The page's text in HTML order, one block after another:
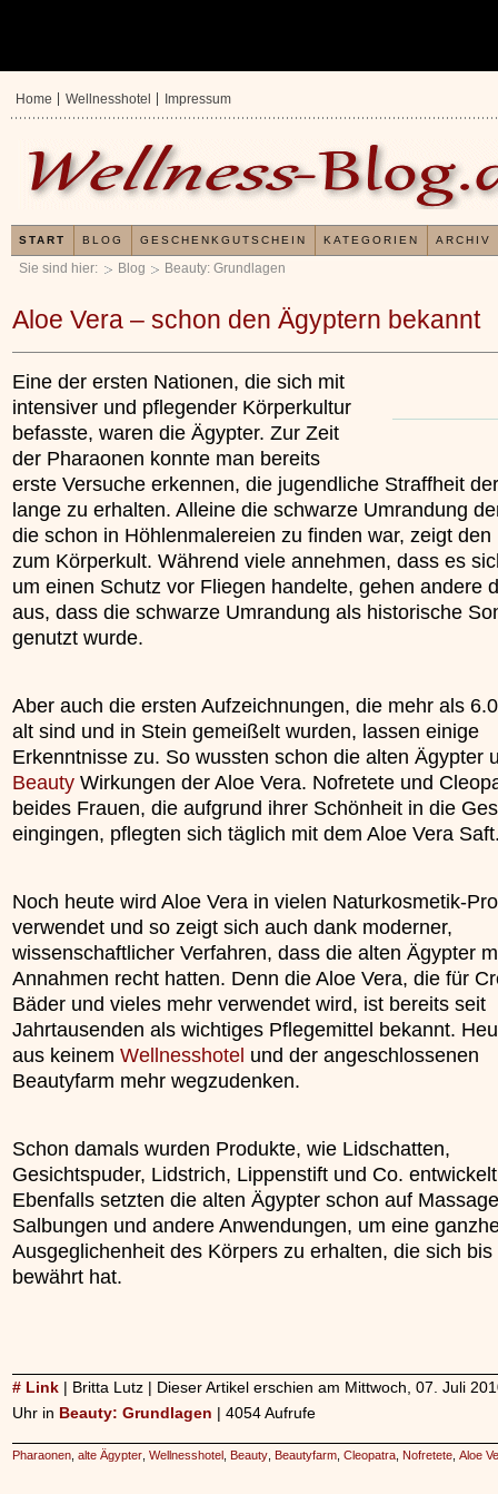
Sie sind hier: Blog Beauty: Grundlagen
Aloe Vera – schon den Ägyptern bekannt
Eine der ersten Nationen, die sich mit
intensiver und pflegender Körperkultur
befasste, waren die Ägypter. Zur Zeit
der Pharaonen konnte man bereits
erste Versuche erkennen, die jugendliche Straffheit
lange zu erhalten. Alleine die schwarze Umrandung
die schon in Höhlenmalereien zu finden war, zeigt den
zum Körperkult. Während viele annehmen, dass es
um einen Schutz vor Fliegen handelte, gehen andere
aus, dass die schwarze Umrandung als historische
genutzt wurde.
Aber auch die ersten Aufzeichnungen, die mehr als
alt sind und in Stein gemeißelt wurden, lassen einige
Erkenntnisse zu. So wussten schon die alten Ägypter
Beauty Wirkungen der Aloe Vera. Nofretete und
beides Frauen, die aufgrund ihrer Schönheit in die
eingingen, pflegten sich täglich mit dem Aloe Vera
Noch heute wird Aloe Vera in vielen Naturkosmetik-
verwendet und so zeigt sich auch dank moderner,
wissenschaftlicher Verfahren, dass die alten Ägypter
Annahmen recht hatten. Denn die Aloe Vera, die für
Bäder und vieles mehr verwendet wird, ist bereits seit
Jahrtausenden als wichtiges Pflegemittel bekannt.
aus keinem Wellnesshotel und der angeschlossenen
Beautyfarm mehr wegzudenken.
Schon damals wurden Produkte, wie Lidschatten,
Gesichtspuder, Lidstrich, Lippenstift und Co.
Ebenfalls setzten die alten Ägypter schon auf
Salbungen und andere Anwendungen, um eine
Ausgeglichenheit des Körpers zu erhalten, die sich bis
bewährt hat.
# Link | Britta Lutz | Dieser Artikel erschien am Mittwoch, 07. Juli
Uhr in Beauty: Grundlagen | 4054 Aufrufe
Pharaonen alte Ägypter Wellnesshotel Beauty Beautyfarm Cleopatra Nofretete Aloe
Erfahrungen mit
»»»
Home Wellnesshotel Impressum
START BLOG GESCHENKGUTSCHEIN KATEGORIEN ARCHIV